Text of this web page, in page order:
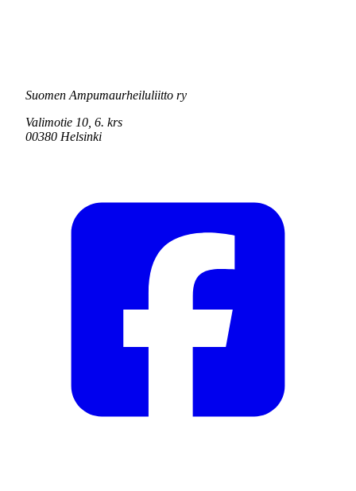
Suomen Ampumaurheiluliitto ry
Valimotie 10, 6. krs
00380 Helsinki